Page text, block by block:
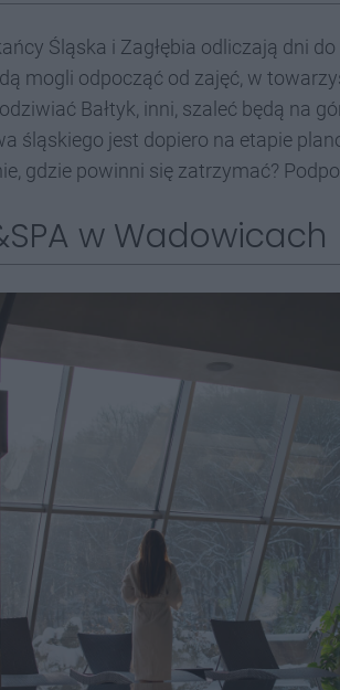
Śląska i Zagłębia odliczają dni
mogli odpocząć od zajęć, w
Bałtyk, inni, szaleć będą na
śląskiego jest dopiero na etapie
gdzie powinni się zatrzymać?
w Wadowicach